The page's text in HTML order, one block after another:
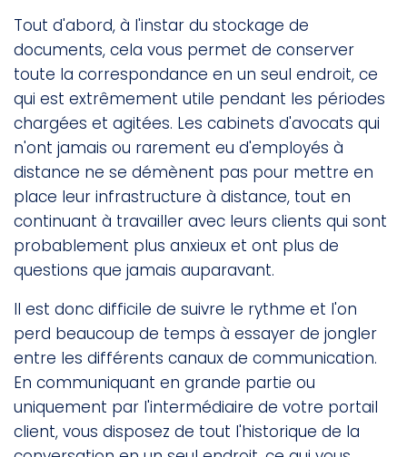
Tout d'abord, à l'instar du stockage de
documents, cela vous permet de conserver
toute la correspondance en un seul endroit, ce
qui est extrêmement utile pendant les périodes
chargées et agitées. Les cabinets d'avocats qui
n'ont jamais ou rarement eu d'employés à
distance ne se démènent pas pour mettre en
place leur infrastructure à distance, tout en
continuant à travailler avec leurs clients qui sont
probablement plus anxieux et ont plus de
questions que jamais auparavant.
Il est donc difficile de suivre le rythme et l'on
perd beaucoup de temps à essayer de jongler
entre les différents canaux de communication.
En communiquant en grande partie ou
uniquement par l'intermédiaire de votre portail
client, vous disposez de tout l'historique de la